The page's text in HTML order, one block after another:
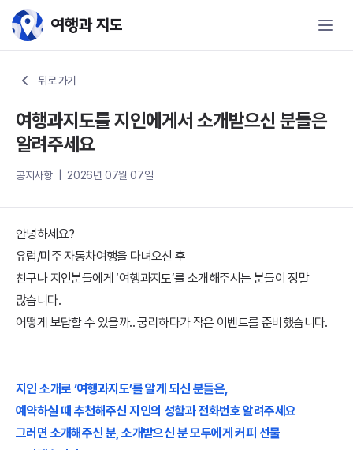
여행과지도를 지인에게서 소개받으
뒤로 가기
여행과지도를 지인에게서 소개받으신 분들은
알려주세요
공지사항 | 2026년 07월 07일
안녕하세요?
유럽/미주 자동차여행을 다녀오신 후
친구나 지인분들에게 ‘여행과지도’를 소개해주시는 분들이 정말
많습니다.
어떻게 보답할 수 있을까.. 궁리하다가 작은 이벤트를 준비했습니다.
지인 소개로 ‘여행과지도’를 알게 되신 분들은,
예약하실 때 추천해주신 지인의 성함과 전화번호 알려주세요
그러면 소개해주신 분, 소개받으신 분 모두에게 커피 선물